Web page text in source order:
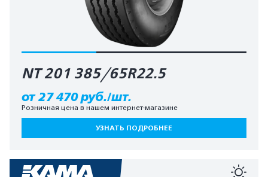
NT 201 385/65R22.5
от 27 470 руб./шт.
Розничная цена в нашем интернет-магазине
УЗНАТЬ ПОДРОБНЕЕ